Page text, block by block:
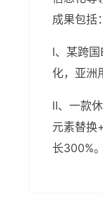
成果包括：
Ⅰ、某跨
化，亚洲
Ⅱ、一款
元素替换
长300%。